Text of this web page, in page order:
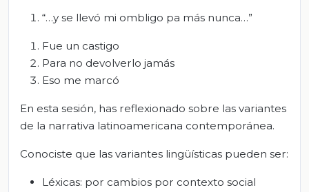
“…y se llevó mi ombligo pa más nunca…”
Fue un castigo
Para no devolverlo jamás
Eso me marcó
En esta sesión, has reflexionado sobre las variantes
de la narrativa latinoamericana contemporánea.
Conociste que las variantes lingüísticas pueden ser:
Léxicas: por cambios por contexto social